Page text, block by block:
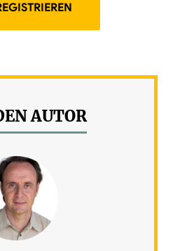
AUTOR